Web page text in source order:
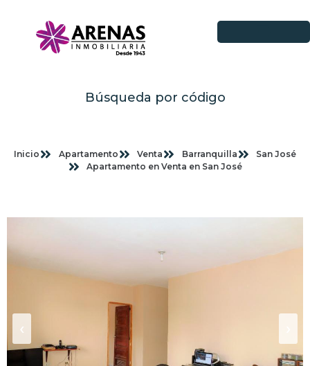
Búsqueda por código
Inicio Apartamento Venta Barranquilla
San José
Apartamento en Venta en San José
‹